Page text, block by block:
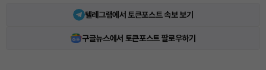
텔레그램에서 토큰포스트 속보 보기
구글뉴스에서 토큰포스트 팔로우하기